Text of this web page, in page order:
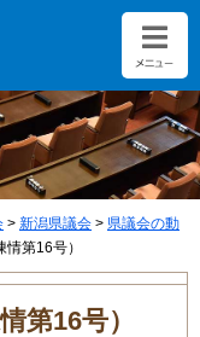
> 新潟県議会 > 県議会の動
第16号）
第16号）